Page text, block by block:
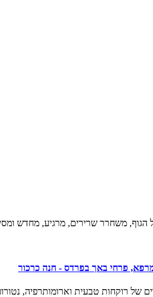
משחרר שרירים, מרגיע, מחדש
מרפא, פרחי באך בפרדס - חנה כרכור
של רוקחות טבעית וארומותרפיה,